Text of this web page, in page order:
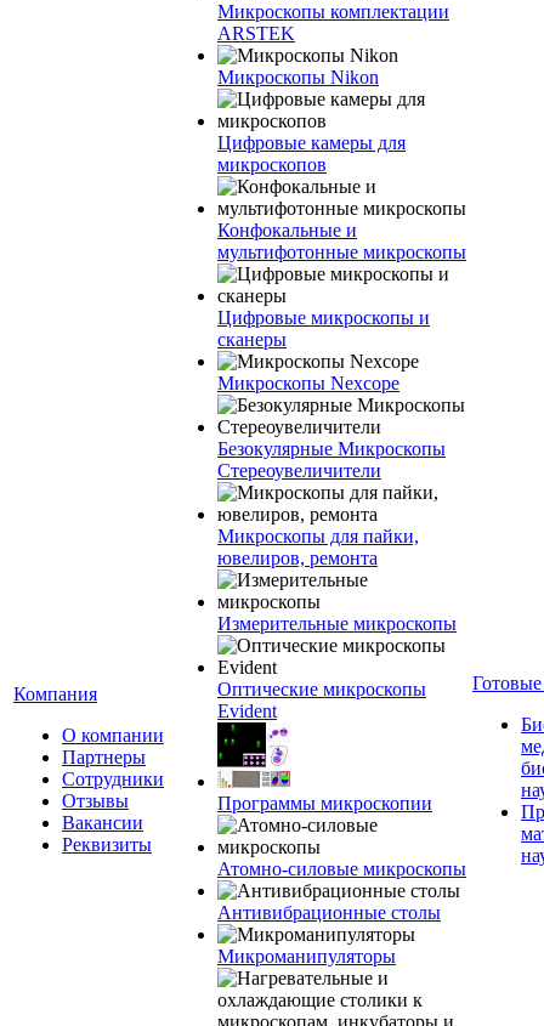
Компания
О компании
Партнеры
Сотрудники
Отзывы
Вакансии
Реквизиты
Микроскопы комплектации
ARSTEK
Микроскопы Nikon
Цифровые камеры для
микроскопов
Конфокальные и
мультифотонные микроскопы
Цифровые микроскопы и
сканеры
Микроскопы Nexcope
Безокулярные Микроскопы
Стереоувеличители
Микроскопы для пайки,
ювелиров, ремонта
Измерительные микроскопы
Оптические микроскопы
Evident
Программы микроскопии
Атомно-силовые микроскопы
Антивибрационные столы
Микроманипуляторы